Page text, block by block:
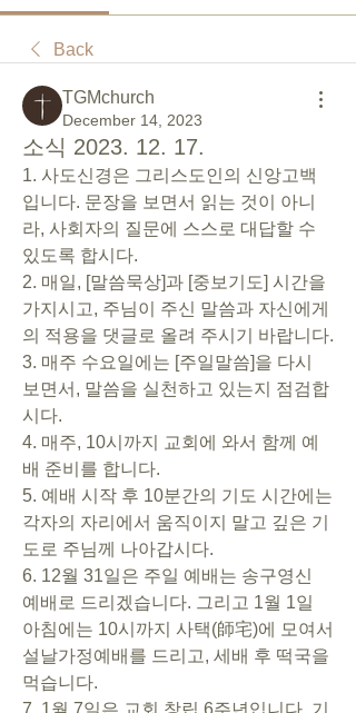
Back
TGMchurch
December 14, 2023
소식 2023. 12. 17.
1. 사도신경은 그리스도인의 신앙고백
입니다. 문장을 보면서 읽는 것이 아니
라, 사회자의 질문에 스스로 대답할 수
있도록 합시다.
2. 매일, [말씀묵상]과 [중보기도] 시간을
가지시고, 주님이 주신 말씀과 자신에게
의 적용을 댓글로 올려 주시기 바랍니다.
3. 매주 수요일에는 [주일말씀]을 다시
보면서, 말씀을 실천하고 있는지 점검합
시다.
4. 매주, 10시까지 교회에 와서 함께 예
배 준비를 합니다.
5. 예배 시작 후 10분간의 기도 시간에는
각자의 자리에서 움직이지 말고 깊은 기
도로 주님께 나아갑시다.
6. 12월 31일은 주일 예배는 송구영신
예배로 드리겠습니다. 그리고 1월 1일
아침에는 10시까지 사택(師宅)에 모여서
설날가정예배를 드리고, 세배 후 떡국을
먹습니다.
7. 1월 7일은 교회 창립 6주년입니다. 기